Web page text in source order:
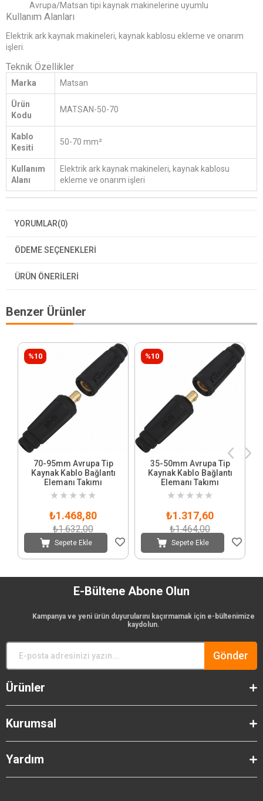
Avrupa/Matsan tipi kaynak makinelerine uyumlu
Kullanım Alanları
Elektrik ark kaynak makineleri, kaynak kablosu ekleme ve onarım
işleri.
Teknik Özellikler
Marka Matsan
Ürün
Kodu
MATSAN-50-70
Kablo
Kesiti
50-70 mm²
Kullanım
Alanı
Elektrik ark kaynak makineleri, kaynak kablosu
ekleme ve onarım işleri
YORUMLAR(0)
ÖDEME SEÇENEKLERI
ÜRÜN ÖNERILERI
Benzer Ürünler
70-95mm Avrupa Tip
Kaynak Kablo Bağlantı
Elemanı Takımı
★ ★ ★ ★ ★
₺1.468,80
₺1.632,00
Sepete Ekle
%10
35-50mm Avrupa Tip
Kaynak Kablo Bağlantı
Elemanı Takımı
★ ★ ★ ★ ★
₺1.317,60
₺1.464,00
Sepete Ekle
%10
E-Bültene Abone Olun
Kampanya ve yeni ürün duyurularını kaçırmamak için e-bültenimize
kaydolun.
Gönder
Ürünler
Kurumsal
Yardım